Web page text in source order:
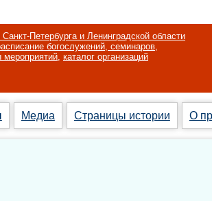
Петербурга и Ленинградской области
богослужений, семинаров,
мероприятий, каталог организаций
Медиа Страницы истории О